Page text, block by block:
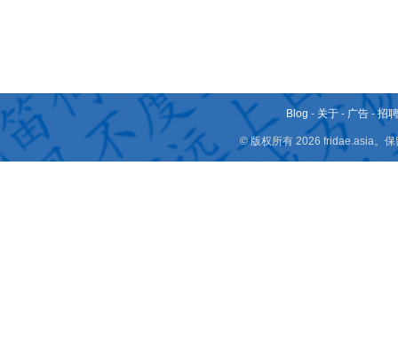
Blog - 关于 - 广告 -招
© 版权所有 2026 fridae.asia。